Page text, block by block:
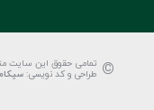
© تمامی حقوق این سایت
طراحی و کد نویسی: